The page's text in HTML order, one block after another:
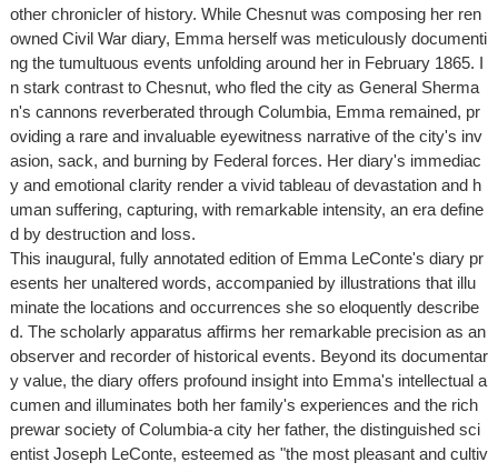
other chronicler of history. While Chesnut was composing her ren
owned Civil War diary, Emma herself was meticulously documenti
ng the tumultuous events unfolding around her in February 1865. I
n stark contrast to Chesnut, who fled the city as General Sherma
n's cannons reverberated through Columbia, Emma remained, pr
oviding a rare and invaluable eyewitness narrative of the city's inv
asion, sack, and burning by Federal forces. Her diary's immediac
y and emotional clarity render a vivid tableau of devastation and h
uman suffering, capturing, with remarkable intensity, an era define
d by destruction and loss.
This inaugural, fully annotated edition of Emma LeConte's diary pr
esents her unaltered words, accompanied by illustrations that illu
minate the locations and occurrences she so eloquently describe
d. The scholarly apparatus affirms her remarkable precision as an
observer and recorder of historical events. Beyond its documentar
y value, the diary offers profound insight into Emma's intellectual a
cumen and illuminates both her family's experiences and the rich
prewar society of Columbia-a city her father, the distinguished sci
entist Joseph LeConte, esteemed as "the most pleasant and cultiv